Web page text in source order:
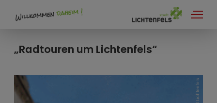
Radfahren
Am Wasser
„Radtouren um Lichtenfels“